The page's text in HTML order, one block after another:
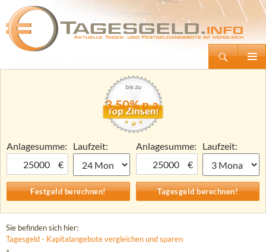
Tagesgeld.info – Tagesgeldkonten vergleichen und Tagesgeld-Zinsen berechnen
Zum
3,50% p.a.
Anlagesumme:
€
Laufzeit:
Anlagesumme:
€
Laufzeit:
Sie befinden sich hier:
Tagesgeld - Kapitalangebote vergleichen und sparen